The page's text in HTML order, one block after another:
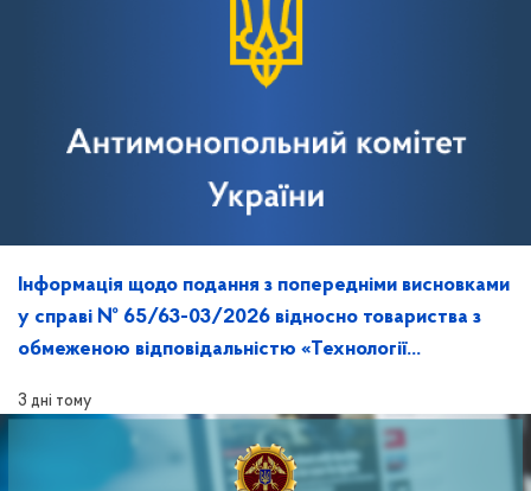
Інформація щодо подання з попередніми висновками
у справі № 65/63-03/2026 відносно товариства з
обмеженою відповідальністю «Технології
3 дні тому